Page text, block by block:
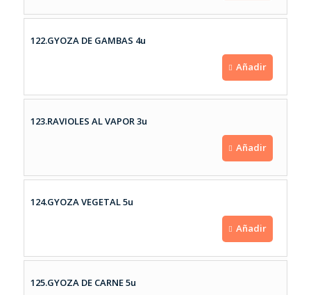
122.GYOZA DE GAMBAS 4u
Añadir
123.RAVIOLES AL VAPOR 3u
Añadir
124.GYOZA VEGETAL 5u
Añadir
125.GYOZA DE CARNE 5u